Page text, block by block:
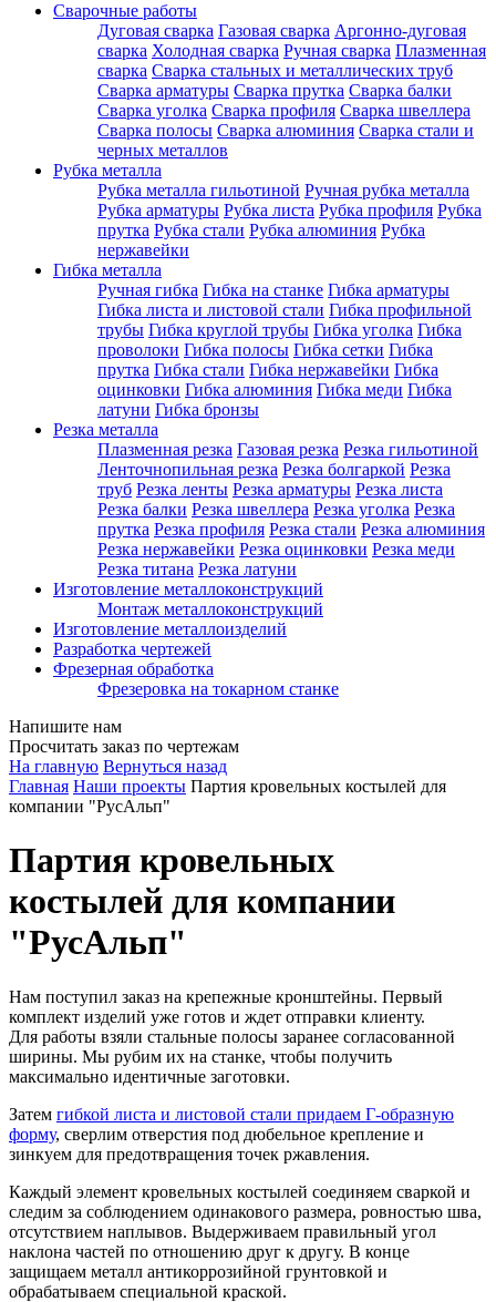
Сварочные работы
Дуговая сварка Газовая сварка Аргонно-дуговая
сварка Холодная сварка Ручная сварка Плазменная
сварка Сварка стальных и металлических труб
Сварка арматуры Сварка прутка Сварка балки
Сварка уголка Сварка профиля Сварка швеллера
Сварка полосы Сварка алюминия Сварка стали и
черных металлов
Рубка металла
Рубка металла гильотиной Ручная рубка металла
Рубка арматуры Рубка листа Рубка профиля Рубка
прутка Рубка стали Рубка алюминия Рубка
нержавейки
Гибка металла
Ручная гибка Гибка на станке Гибка арматуры
Гибка листа и листовой стали Гибка профильной
трубы Гибка круглой трубы Гибка уголка Гибка
проволоки Гибка полосы Гибка сетки Гибка
прутка Гибка стали Гибка нержавейки Гибка
оцинковки Гибка алюминия Гибка меди Гибка
латуни Гибка бронзы
Резка металла
Плазменная резка Газовая резка Резка гильотиной
Ленточнопильная резка Резка болгаркой Резка
труб Резка ленты Резка арматуры Резка листа
Резка балки Резка швеллера Резка уголка Резка
прутка Резка профиля Резка стали Резка алюминия
Резка нержавейки Резка оцинковки Резка меди
Резка титана Резка латуни
Изготовление металлоконструкций
Монтаж металлоконструкций
Изготовление металлоизделий
Разработка чертежей
Фрезерная обработка
Фрезеровка на токарном станке
Напишите нам
Просчитать заказ по чертежам
На главную Вернуться назад
Главная Наши проекты Партия кровельных костылей для
компании "РусАльп"
Партия кровельных
костылей для компании
"РусАльп"
Нам поступил заказ на крепежные кронштейны. Первый
комплект изделий уже готов и ждет отправки клиенту.
Для работы взяли стальные полосы заранее согласованной
ширины. Мы рубим их на станке, чтобы получить
максимально идентичные заготовки.
Затем гибкой листа и листовой стали придаем Г-образную
форму, сверлим отверстия под дюбельное крепление и
зинкуем для предотвращения точек ржавления.
Каждый элемент кровельных костылей соединяем сваркой и
следим за соблюдением одинакового размера, ровностью шва,
отсутствием наплывов. Выдерживаем правильный угол
наклона частей по отношению друг к другу. В конце
защищаем металл антикоррозийной грунтовкой и
обрабатываем специальной краской.